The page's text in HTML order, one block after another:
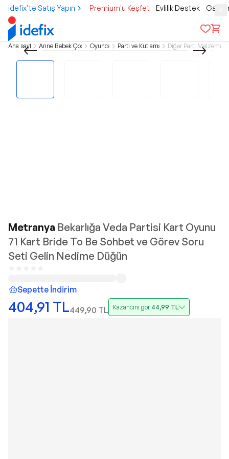
idefix’te Satış Yapın Premium'u Keşfet Evlilik Destek
Ana sayfa Anne Bebek ÇocukOyuncak Parti ve KutlamalarDiğer Parti
Metranya Bekarlığa Veda Partisi Kart Oyunu
71 Kart Bride To Be Sohbet ve Görev Soru
Seti Gelin Nedime Düğün
Sepette İndirim
404,91 TL449,90 TL Kazancını gör 44,99 TL